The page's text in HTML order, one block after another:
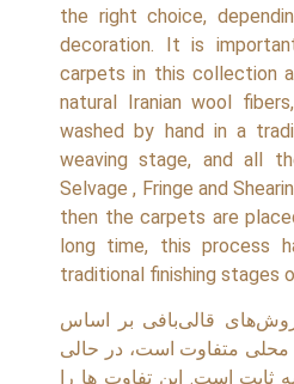
the right choice,
decoration. It is
carpets in this collection
natural Iranian wool
washed by hand in a
weaving stage, and all
Selvage , Fringe and
then the carpets are
long time, this process
traditional finishing stages
قالی‌بافی بر اساس
متفاوت است، در حالی
است. این تفاوت ها را